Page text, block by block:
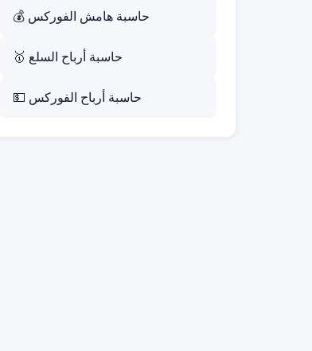
💰 حاسبة هامش الفوركس
🥇 حاسبة أرباح السلع
💵 حاسبة أرباح الفوركس